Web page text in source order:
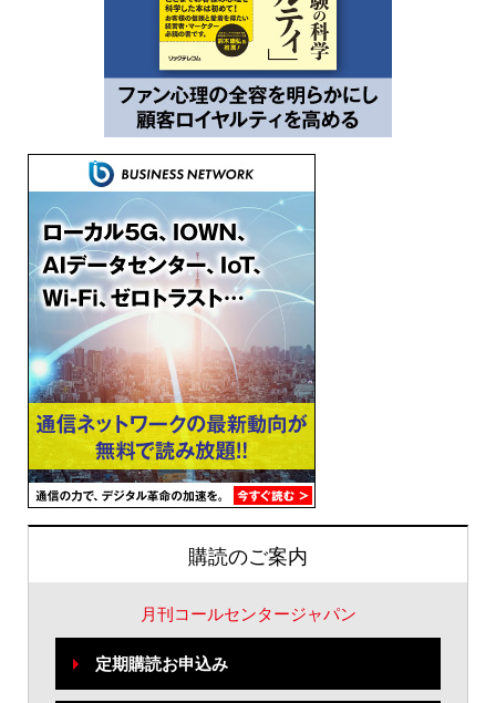
購読のご案内
月刊コールセンタージャパン
定期購読お申込み